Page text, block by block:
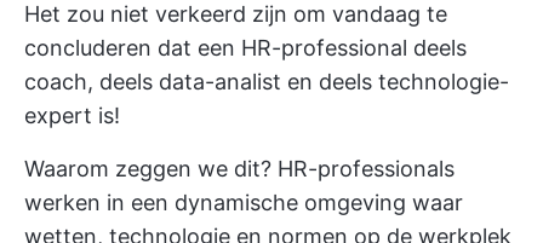
Het zou niet verkeerd zijn om vandaag te
concluderen dat een HR-professional deels
coach, deels data-analist en deels technologie-
expert is!
Waarom zeggen we dit? HR-professionals
werken in een dynamische omgeving waar
wetten, technologie en normen op de werkplek